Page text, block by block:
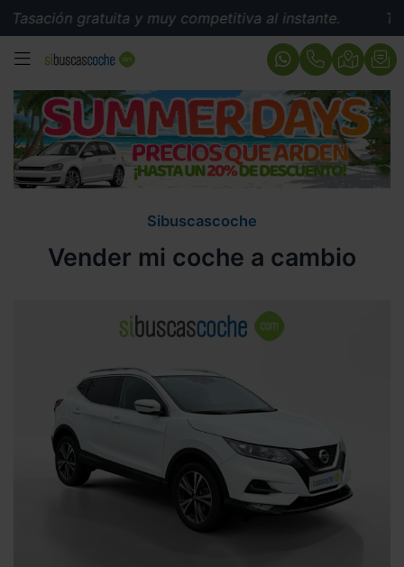
gratuita y muy competitiva al instante.
MENÚ
Sibuscascoche
Vender mi coche a cambio